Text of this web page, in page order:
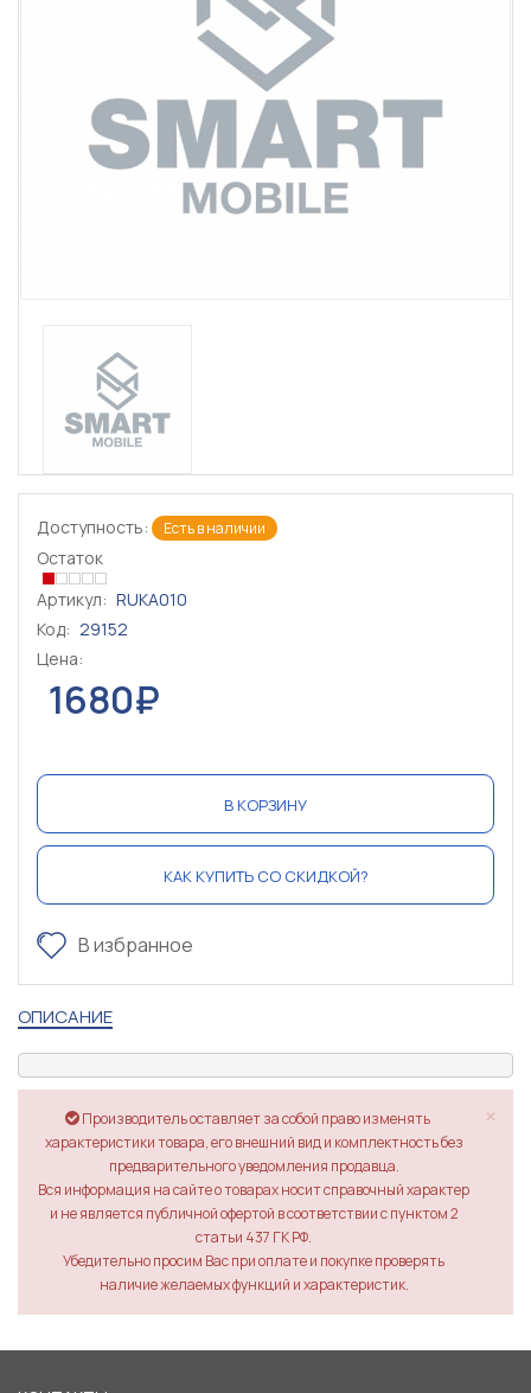
Доступность: Есть в наличии
Остаток
Артикул: RUKA010
Код: 29152
Цена:
1680₽
В КОРЗИНУ
КАК КУПИТЬ СО СКИДКОЙ?
В избранное
ОПИСАНИЕ
×
Производитель оставляет за собой право изменять
характеристики товара, его внешний вид и комплектность без
предварительного уведомления продавца.
Вся информация на сайте о товарах носит справочный характер
и не является публичной офертой в соответствии с пунктом 2
статьи 437 ГК РФ.
Убедительно просим Вас при оплате и покупке проверять
наличие желаемых функций и характеристик.